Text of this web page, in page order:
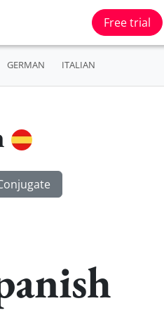
Free trial
GERMAN ITALIAN